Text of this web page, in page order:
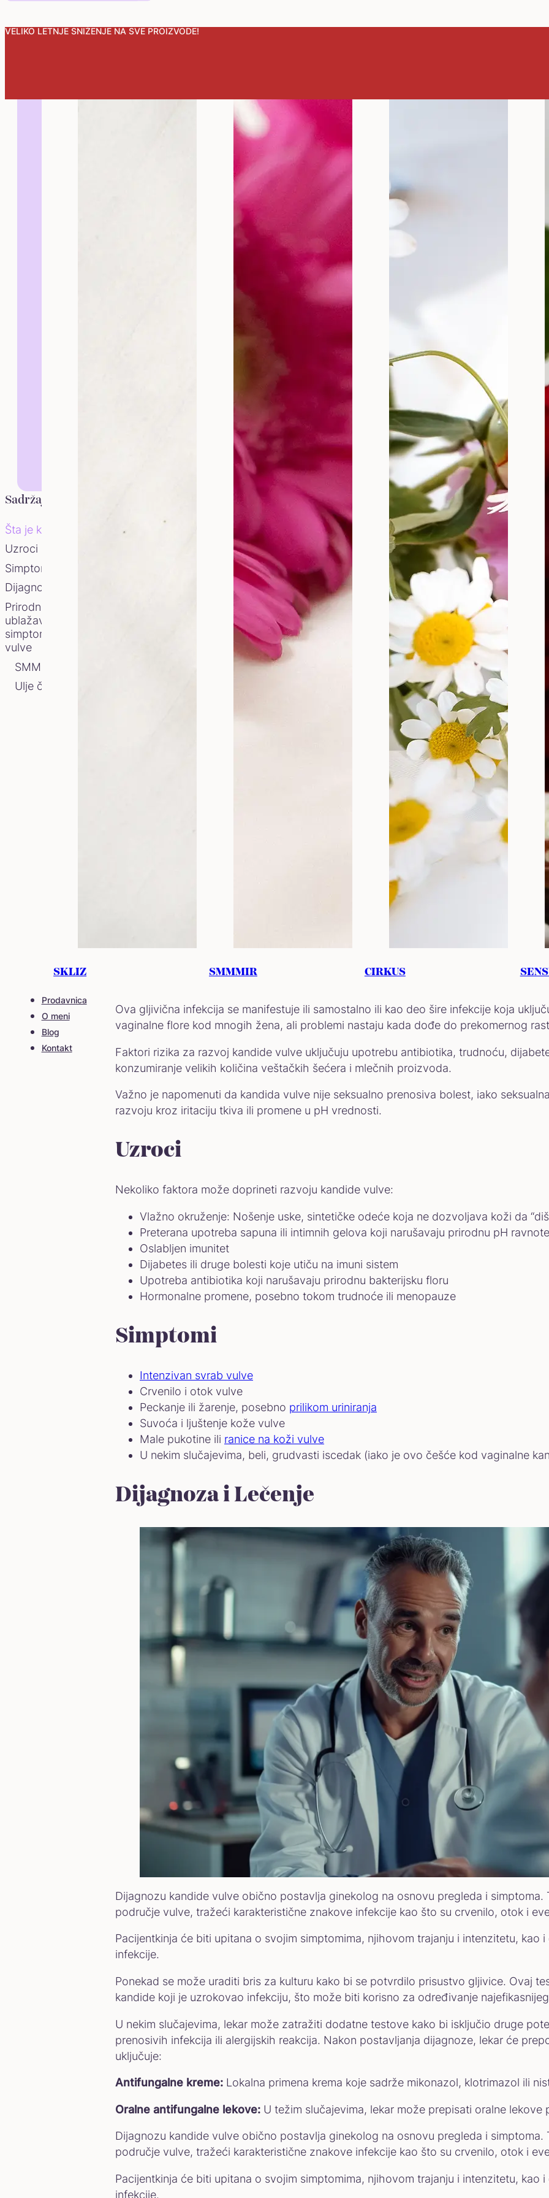
VELIKO LETNJE SNIŽENJE NA SVE PROIZVODE!
Mmmazalice
SKLIZ SMMMIR CIRKUS
Prodavnica
O meni
Blog
Kontakt
Kandida vulve:
simptomi i
Sadržaj:
Šta je kandida vulve?
Uzroci
Simptomi
Dijagnoza i Lečenje
Prirodni preparati za
ublažavanje
simptoma kandide
vulve
SMMMIR melem
Ulje čajevca
Kandida vulve je gljivična infekcija koja pogađa spoljašnju intimnu regiju, konkretno
vaginalnom kandidom, ova dva stanja, iako povezana, nisu identična i zahtevaju
Kandida vulve, poznata i kao vulvarna kandidijaza, je gljivična infekcija koja zahvata
Ova gljivična infekcija se manifestuje ili samostalno ili kao deo šire infekcije koja
vaginalne flore kod mnogih žena, ali problemi nastaju kada dođe do prekomernog
Faktori rizika za razvoj kandide vulve uključuju upotrebu antibiotika, trudnoću,
konzumiranje velikih količina veštačkih šećera i mlečnih proizvoda.
Važno je napomenuti da kandida vulve nije seksualno prenosiva bolest, iako
razvoju kroz iritaciju tkiva ili promene u pH vrednosti.
Uzroci
Nekoliko faktora može doprineti razvoju kandide vulve:
Vlažno okruženje: Nošenje uske, sintetičke odeće koja ne dozvoljava koži da
Preterana upotreba sapuna ili intimnih gelova koji narušavaju prirodnu pH
Oslabljen imunitet
Dijabetes ili druge bolesti koje utiču na imuni sistem
Upotreba antibiotika koji narušavaju prirodnu bakterijsku floru
Hormonalne promene, posebno tokom trudnoće ili menopauze
Simptomi
Intenzivan svrab vulve
Crvenilo i otok vulve
Peckanje ili žarenje, posebno prilikom uriniranja
Suvoća i ljuštenje kože vulve
Male pukotine ili ranice na koži vulve
U nekim slučajevima, beli, grudvasti iscedak (iako je ovo češće kod vaginalne
Dijagnoza i Lečenje
Dijagnozu kandide vulve obično postavlja ginekolog na osnovu pregleda i
područje vulve, tražeći karakteristične znakove infekcije kao što su crvenilo, otok i
Pacijentkinja će biti upitana o svojim simptomima, njihovom trajanju i intenzitetu, kao
infekcije.
Ponekad se može uraditi bris za kulturu kako bi se potvrdilo prisustvo gljivice. Ovaj
kandide koji je uzrokovao infekciju, što može biti korisno za određivanje
U nekim slučajevima, lekar može zatražiti dodatne testove kako bi isključio druge
prenosivih infekcija ili alergijskih reakcija. Nakon postavljanja dijagnoze, lekar će
uključuje:
Antifungalne kreme: Lokalna primena krema koje sadrže mikonazol, klotrimazol ili
Oralne antifungalne lekove: U težim slučajevima, lekar može prepisati oralne lekove
Dijagnozu kandide vulve obično postavlja ginekolog na osnovu pregleda i
područje vulve, tražeći karakteristične znakove infekcije kao što su crvenilo, otok i
Pacijentkinja će biti upitana o svojim simptomima, njihovom trajanju i intenzitetu, kao
infekcije.